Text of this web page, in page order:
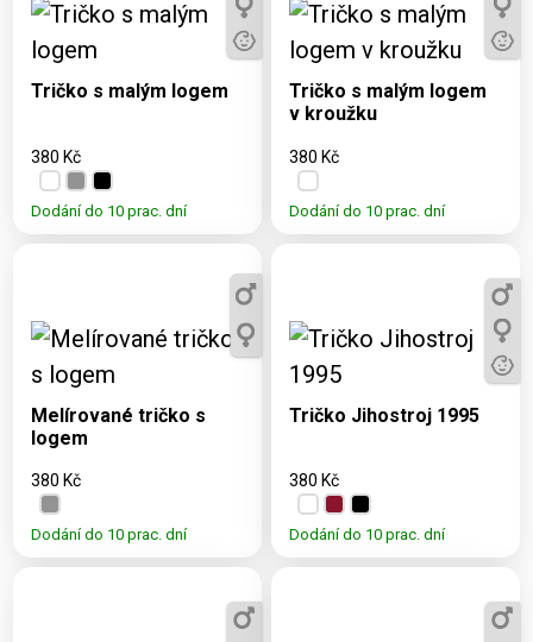
Dostupné varianty:
3, 5, 7, 9, 11, XS, S, M,
L, XL, XXL, 2XL
Tričko s malým logem
380 Kč
Dodání do 10 prac. dní
Dostupné varianty:
3, 5, 7, 9, 11, S, M, L,
XL, XXL
Tričko s malým logem
v kroužku
380 Kč
Dodání do 10 prac. dní
Dostupné varianty:
S, M, L, XL, XXL
Melírované tričko s
logem
380 Kč
Dodání do 10 prac. dní
Dostupné varianty:
3, 5, 7, 9, 11, XS, S, M,
L, XL, XXL
Tričko Jihostroj 1995
380 Kč
Dodání do 10 prac. dní